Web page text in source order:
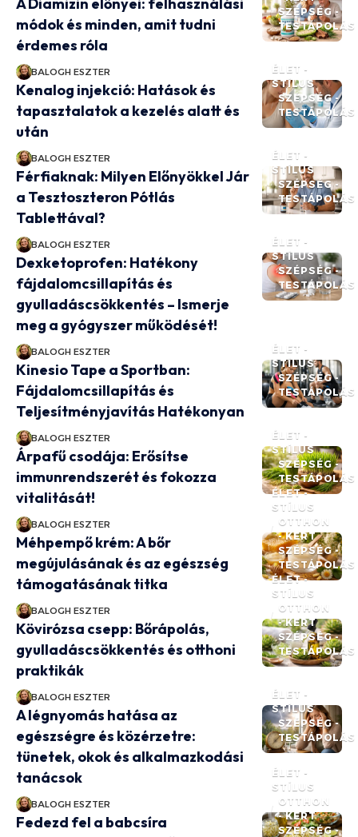
SZÉPSÉG -
TESTÁPOLÁS
módok és minden, amit tudni
érdemes róla
BALOGH ESZTER
ÉLET -
STÍLUS
SZÉPSÉG -
TESTÁPOLÁS
Kenalog injekció: Hatások és
tapasztalatok a kezelés alatt és
után
BALOGH ESZTER
ÉLET -
STÍLUS
SZÉPSÉG -
TESTÁPOLÁS
Férfiaknak: Milyen Előnyökkel Jár
a Tesztoszteron Pótlás
Tablettával?
BALOGH ESZTER
ÉLET -
STÍLUS
SZÉPSÉG -
TESTÁPOLÁS
Dexketoprofen: Hatékony
fájdalomcsillapítás és
gyulladáscsökkentés – Ismerje
meg a gyógyszer működését!
BALOGH ESZTER
ÉLET -
STÍLUS
SZÉPSÉG -
TESTÁPOLÁS
Kinesio Tape a Sportban:
Fájdalomcsillapítás és
Teljesítményjavítás Hatékonyan
BALOGH ESZTER
ÉLET -
STÍLUS
SZÉPSÉG -
TESTÁPOLÁS
Árpafű csodája: Erősítse
immunrendszerét és fokozza
vitalitását!
BALOGH ESZTER
ÉLET -
STÍLUS
OTTHON
- KERT
SZÉPSÉG -
TESTÁPOLÁS
Méhpempő krém: A bőr
megújulásának és az egészség
támogatásának titka
BALOGH ESZTER
ÉLET -
STÍLUS
OTTHON
- KERT
SZÉPSÉG -
TESTÁPOLÁS
Kövirózsa csepp: Bőrápolás,
gyulladáscsökkentés és otthoni
praktikák
BALOGH ESZTER
ÉLET -
STÍLUS
SZÉPSÉG -
TESTÁPOLÁS
A légnyomás hatása az
egészségre és közérzetre:
tünetek, okok és alkalmazkodási
tanácsok
BALOGH ESZTER
ÉLET -
STÍLUS
OTTHON
- KERT
SZÉPSÉG -
Fedezd fel a babcsíra